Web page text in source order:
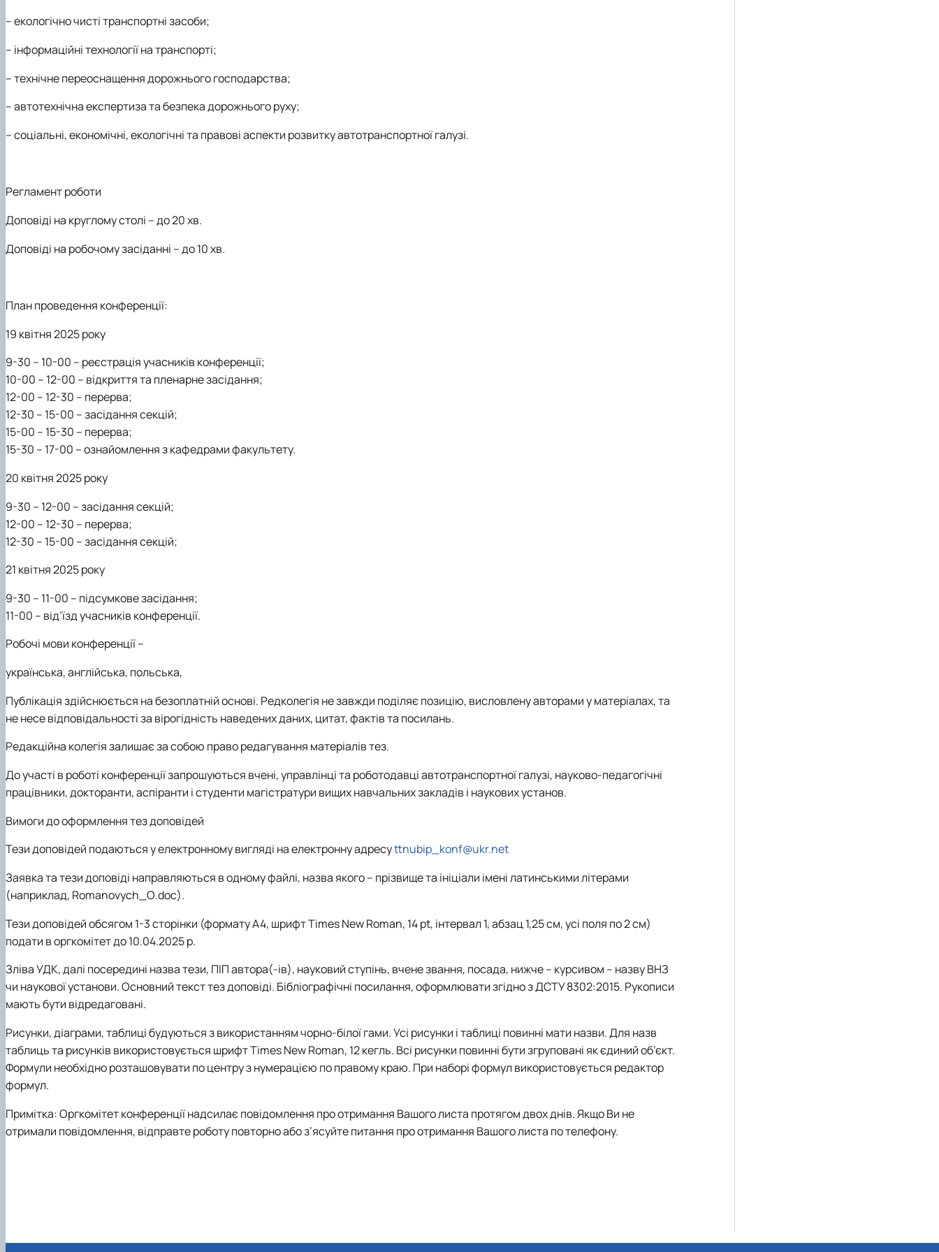
– екологічно чисті транспортні засоби;
– інформаційні технології на транспорті;
– технічне переоснащення дорожнього господарства;
– автотехнічна експертиза та безпека дорожнього руху;
– соціальні, економічні, екологічні та правові аспекти розвитку автотранспортної галузі.
Регламент роботи
Доповіді на круглому столі – до 20 хв.
Доповіді на робочому засіданні – до 10 хв.
План проведення конференції:
19 квітня 2025 року
9-30 – 10-00 – реєстрація учасників конференції;
10-00 – 12-00 – відкриття та пленарне засідання;
12-00 – 12-30 – перерва;
12-30 – 15-00 – засідання секцій;
15-00 – 15-30 – перерва;
15-30 – 17-00 – ознайомлення з кафедрами факультету.
20 квітня 2025 року
9-30 – 12-00 – засідання секцій;
12-00 – 12-30 – перерва;
12-30 – 15-00 – засідання секцій;
21 квітня 2025 року
9-30 – 11-00 – підсумкове засідання;
11-00 – від’їзд учасників конференції.
Робочі мови конференції–
українська, англійська, польська,
Публікація здійснюється на безоплатній основі. Редколегія не завжди поділяє позицію, висловлену авторами у матеріалах, та
не несе відповідальності за вірогідність наведених даних, цитат, фактів та посилань.
Редакційна колегія залишає за собою право редагування матеріалів тез.
До участі в роботі конференціїзапрошуються вчені, управлінці та роботодавці автотранспортноїгалузі, науково-педагогічні
працівники, докторанти, аспіранти і студенти магістратури вищих навчальних закладів і наукових установ.
Вимоги до оформлення тез доповідей
Тези доповідей подаються у електронномувигляді на електронну адресуttnubip_konf@ukr.net
Заявка та тези доповіді направляються в одному файлі, назва якого – прізвище та ініціали імені латинськими літерами
(наприклад, Romanovych O.doc).
Тези доповідейобсягом 1-3 сторінки (формату А4, шрифт Times New Roman, 14pt, інтервал 1, абзац 1,25 см, усі поля по 2 см)
подати в оргкомітет до 10.04.2025 р.
Зліва УДК, далі посередині назва тези, ПІП автора(-ів), науковий ступінь, вчене звання, посада, нижче – курсивом – назву ВНЗ
чи наукової установи. Основний текст тез доповіді. Бібліографічні посилання, оформлювати згідно з ДСТУ 8302:2015. Рукописи
мають бути відредаговані.
Рисунки, діаграми, таблиці будуються з використанням чорно-білої гами. Усі рисунки і таблиці повинні мати назви. Для назв
таблиць та рисунків використовується шрифт Times New Roman, 12 кегль. Всі рисунки повинні бути згруповані як єдиний об’єкт.
Формули необхідно розташовувати по центру з нумерацією по правому краю. При наборі формул використовується редактор
формул.
Примітка: Оргкомітет конференції надсилає повідомлення про отримання Вашого листа протягом двох днів. Якщо Ви не
отримали повідомлення, відправте роботу повторно або з’ясуйте питання про отримання Вашого листа по телефону.